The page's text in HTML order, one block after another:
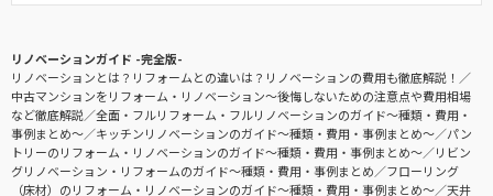
リノベーションガイド -完全版-
リノベーションとは？リフォームとの違いは？リノベーションの費用も徹底解説！
中古マンションをリフォーム・リノベーション〜後悔しないための注意点や費用相場
など徹底解説
全面・フルリフォーム・フルリノベーションのガイド〜種類・費用・
事例まとめ〜
キッチンリノベーションのガイド〜種類・費用・事例まとめ〜
パン
トリーのリフォーム・リノベーションのガイド〜種類・費用・事例まとめ〜
リビン
グリノベーション・リフォームのガイド〜種類・費用・事例まとめ
フローリング
（床材）のリフォーム・リノベーションのガイド〜種類・費用・事例まとめ〜
天井